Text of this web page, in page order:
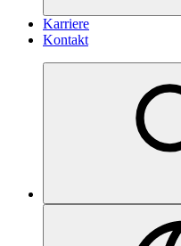
Karriere
Kontakt